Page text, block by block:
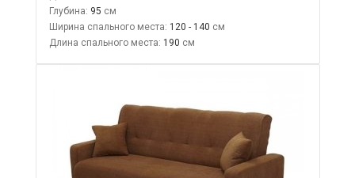
Глубина: 95
Ширина спального места: 120 - 140
Длина спального места: 190